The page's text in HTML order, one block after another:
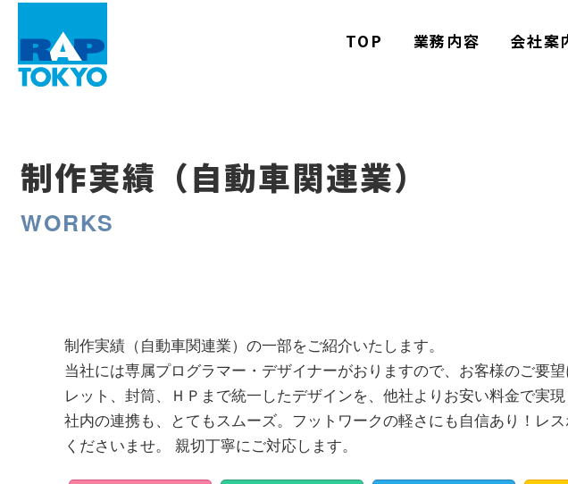
TOP 業務内容 会社案
制作実績（自動車関連業）
WORKS
制作実績（自動車関連業）の一部をご紹介いたします。
当社には専属プログラマー・デザイナーがおりますので、お客様のご要
レット、封筒、ＨＰまで統一したデザインを、他社よりお安い料金で実現
社内の連携も、とてもスムーズ。フットワークの軽さにも自信あり！レ
くださいませ。 親切丁寧にご対応します。